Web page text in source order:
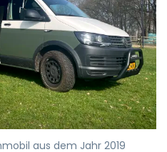
aus dem Jahr 2019